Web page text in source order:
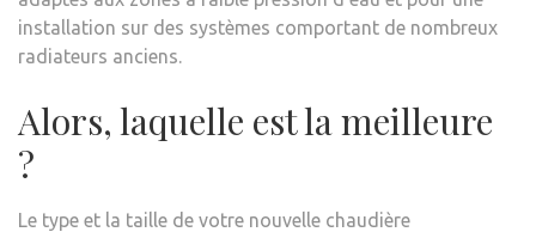
installation sur des systèmes comportant de nombreux
radiateurs anciens.
Alors, laquelle est la meilleure
?
Le type et la taille de votre nouvelle chaudière